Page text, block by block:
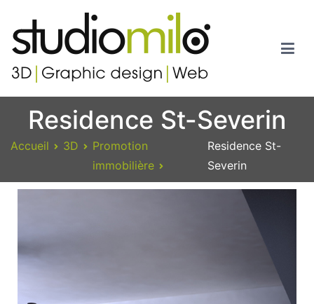
Studiomilo
Votre spécialiste en 3D, Images de synthèse, Graphic design et
WebResidence St-Severin
Accueil 3D
Promotion
immobilière
Residence St-
Severin